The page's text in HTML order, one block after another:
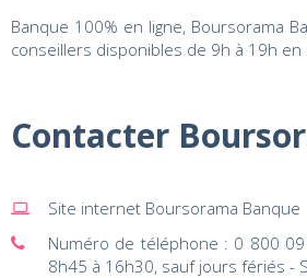
Banque 100% en ligne, Boursorama
conseillers disponibles de 9h à 19h
Contacter
Site internet Boursorama Banque
Numéro de téléphone : 0 800
8h45 à 16h30, sauf jours fériés -